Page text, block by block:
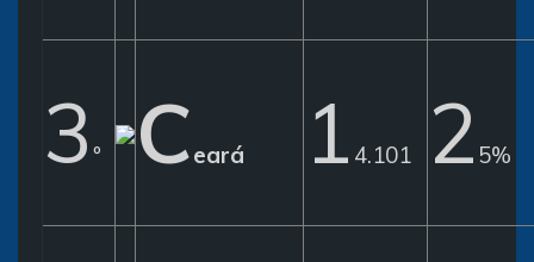
3 º Ceará 1 4.101 2 5%